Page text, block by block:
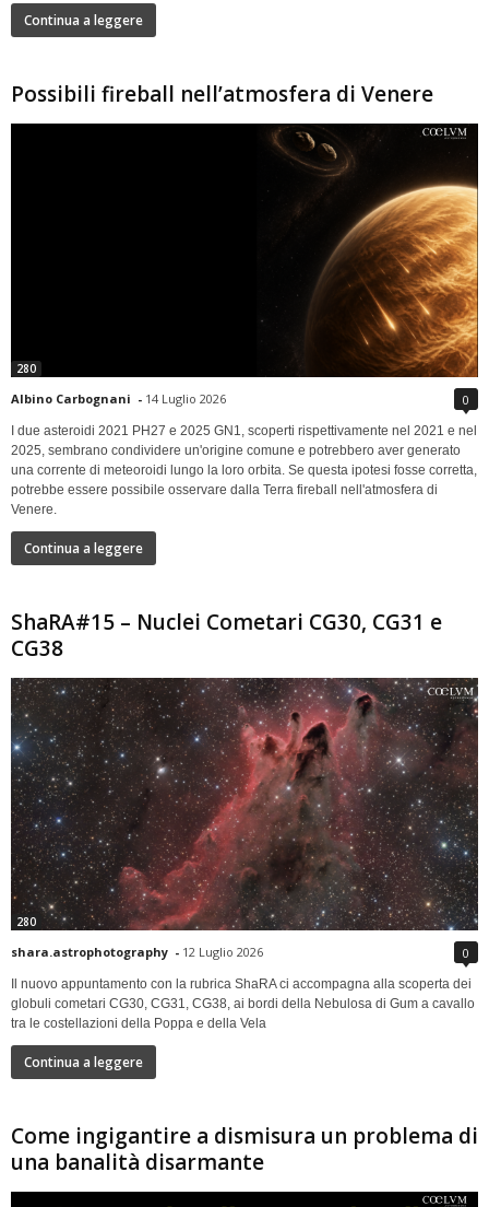
Continua a leggere
Possibili fireball nell’atmosfera di Venere
280
Albino Carbognani - 14 Luglio 2026 0
I due asteroidi 2021 PH27 e 2025 GN1, scoperti rispettivamente nel 2021 e nel
2025, sembrano condividere un'origine comune e potrebbero aver generato
una corrente di meteoroidi lungo la loro orbita. Se questa ipotesi fosse corretta,
potrebbe essere possibile osservare dalla Terra fireball nell'atmosfera di
Venere.
Continua a leggere
ShaRA#15 – Nuclei Cometari CG30, CG31 e
CG38
280
shara.astrophotography - 12 Luglio 2026 0
Il nuovo appuntamento con la rubrica ShaRA ci accompagna alla scoperta dei
globuli cometari CG30, CG31, CG38, ai bordi della Nebulosa di Gum a cavallo
tra le costellazioni della Poppa e della Vela
Continua a leggere
Come ingigantire a dismisura un problema di
una banalità disarmante